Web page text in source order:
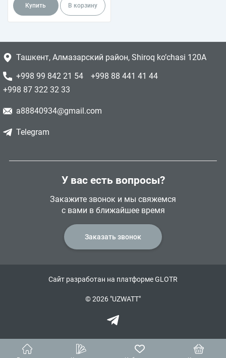
Купить В корзину
Ташкент, Алмазарский район, Shiroq ko’chasi 120A
+998 99 842 21 54
+998 88 441 41 44
+998 87 322 32 33
a88840934@gmail.com
Telegram
У вас есть вопросы?
Закажите звонок и мы свяжемся
с вами в ближайшее время
Заказать звонок
Сайт разработан на платформе GLOTR
© 2026 "UZWATT"